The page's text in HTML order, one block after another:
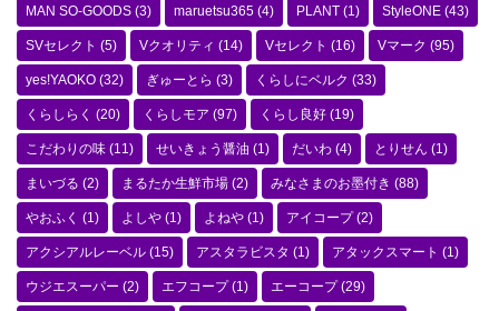
MAN SO-GOODS (3) maruetsu365 (4) PLANT (1) StyleONE (43)
SVセレクト (5) Vクオリティ (14) Vセレクト (16) Vマーク (95)
yes!YAOKO (32) ぎゅーとら (3) くらしにベルク (33)
くらしらく (20) くらしモア (97) くらし良好 (19)
こだわりの味 (11) せいきょう醤油 (1) だいわ (4) とりせん (1)
まいづる (2) まるたか生鮮市場 (2) みなさまのお墨付き (88)
やおふく (1) よしや (1) よねや (1) アイコープ(2)
アクシアルレーベル (15) アスタラビスタ (1) アタックスマート (1)
ウジエスーパー (2) エフコープ(1) エーコープ(29)